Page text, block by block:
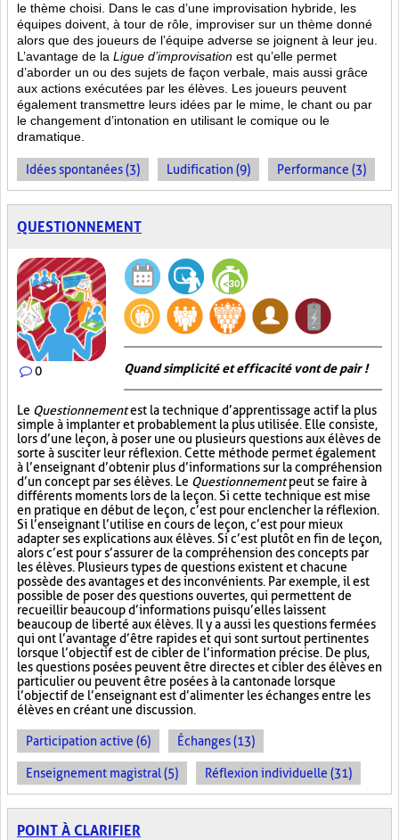
le thème choisi. Dans le cas d’une improvisation hybride, les
équipes doivent, à tour de rôle, improviser sur un thème donné
alors que des joueurs de l’équipe adverse se joignent à leur jeu.
L’avantage de la Ligue d’improvisation est qu’elle permet
d’aborder un ou des sujets de façon verbale, mais aussi grâce
aux actions exécutées par les élèves. Les joueurs peuvent
également transmettre leurs idées par le mime, le chant ou par
le changement d’intonation en utilisant le comique ou le
dramatique.
Idées spontanées (3) Ludification (9) Performance (3)
QUESTIONNEMENT
0 Quand simplicité et efficacité vont de pair !
Le Questionnementest la technique d’apprentissage actif la plus
simple à implanter et probablement la plus utilisée. Elle consiste,
lors d’une leçon, à poser une ou plusieurs questions aux élèves de
sorte à susciter leur réflexion. Cette méthode permet également
à l’enseignant d’obtenir plus d’informations sur la compréhension
d’un concept par ses élèves. Le Questionnementpeut se faire à
différents moments lors de la leçon. Si cette technique est mise
en pratique en début de leçon, c’est pour enclencher la réflexion.
Si l’enseignant l’utilise en cours de leçon, c’est pour mieux
adapter ses explications aux élèves. Si c’est plutôt en fin de leçon,
alors c’est pour s’assurer de la compréhension des concepts par
les élèves. Plusieurs types de questions existent et chacune
possède des avantages et des inconvénients. Par exemple, il est
possible de poser des questions ouvertes, qui permettent de
recueillir beaucoup d’informations puisqu’elles laissent
beaucoup de liberté aux élèves. Il y a aussi les questions fermées
qui ont l’avantage d’être rapides et qui sont surtout pertinentes
lorsque l’objectif est de cibler de l’information précise. De plus,
les questions posées peuvent être directes et cibler des élèves en
particulier ou peuvent être posées à la cantonade lorsque
l’objectif de l’enseignant est d’alimenter les échanges entre les
élèves en créant une discussion.
Participation active (6) Échanges (13)
Enseignement magistral (5) Réflexion individuelle (31)
POINT À CLARIFIER